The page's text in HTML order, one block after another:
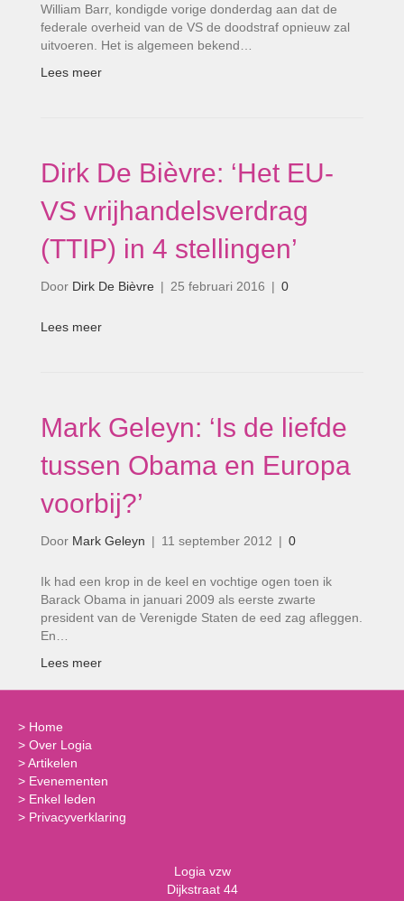
William Barr, kondigde vorige donderdag aan dat de
federale overheid van de VS de doodstraf opnieuw zal
uitvoeren. Het is algemeen bekend…
Lees meer
Dirk De Bièvre: ‘Het EU-
VS vrijhandelsverdrag
(TTIP) in 4 stellingen’
Door Dirk De Bièvre | 25 februari 2016 | 0
Lees meer
Mark Geleyn: ‘Is de liefde
tussen Obama en Europa
voorbij?’
Door Mark Geleyn | 11 september 2012 | 0
Ik had een krop in de keel en vochtige ogen toen ik
Barack Obama in januari 2009 als eerste zwarte
president van de Verenigde Staten de eed zag afleggen.
En…
Lees meer
> Home
> Over Logia
>Artikelen
> Evenementen
> Enkel leden
> Privacyverklaring
Logia vzw
Dijkstraat 44